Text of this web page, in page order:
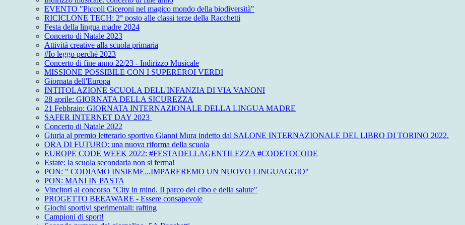
EVENTO "Piccoli Ciceroni nel magico mondo della biodiversità"
RICICLONE TECH: 2° posto alle classi terze della Racchetti
Festa della lingua madre 2024
Concerto di Natale 2023
Attività creative alla scuola primaria
#Io leggo perchè 2023
Concerto di fine anno 22/23 - Indirizzo Musicale
MISSIONE POSSIBILE CON I SUPEREROI VERDI
Giornata dell'Europa
INTITOLAZIONE SCUOLA DELL'INFANZIA DI VIA VANONI
28 aprile: GIORNATA DELLA SICUREZZA
21 Febbraio: GIORNATA INTERNAZIONALE DELLA LINGUA MADRE
SAFER INTERNET DAY 2023
Concerto di Natale 2022
Giuria al premio letterario sportivo Gianni Mura indetto dal SALONE INTERNAZIONALE DEL LIBRO DI TORINO 2022.
ORA DI FUTURO: una nuova riforma della scuola
EUROPE CODE WEEK 2022: #FESTADELLAGENTILEZZA #CODETOCODE
Estate: la scuola secondaria non si ferma!
PON: " CODIAMO INSIEME...IMPAREREMO UN NUOVO LINGUAGGIO"
PON: MANI IN PASTA
Vincitori al concorso "City in mind. Il parco del cibo e della salute"
PROGETTO BEEAWARE - Essere consapevole
Giochi sportivi sperimentali: rafting
Campioni di sport!